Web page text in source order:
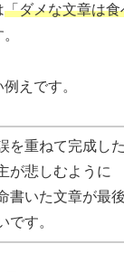
「ダメな文章は
えです。
を重ねて完成し
が悲しむように
書いた文章が最
です。